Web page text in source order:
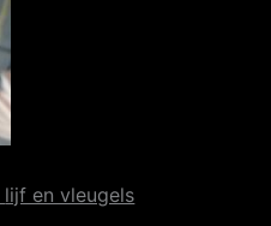
lijf en vleugels